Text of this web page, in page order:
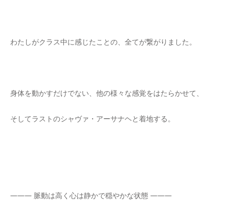
わたしがクラス中に感じたことの、全てが繋がりました。
身体を動かすだけでない、他の様々な感覚をはたらかせて、
そしてラストのシャヴァ・アーサナヘと着地する。
――― 脈動は高く心は静かで穏やかな状態 ―――